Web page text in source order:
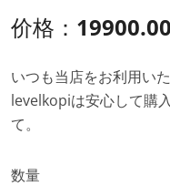
价格：
いつも当店をお利用い
levelkopiは安心して購
て。
数量